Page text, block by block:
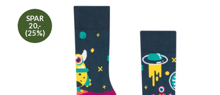
SPAR
20,-
(25%)